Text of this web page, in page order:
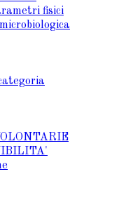
fisici